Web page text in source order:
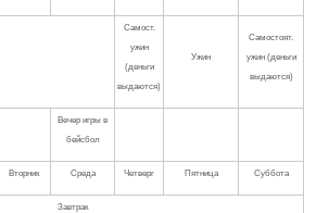
Самост.
ужин
(деньги
выдаются)
Ужин
Самостоят.
ужин (деньги
выдаются)
Вечер игры в
бейсбол
Вторник Среда Четверг Пятница Суббота
Завтрак